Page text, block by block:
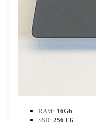
RAM: 16Gb
SSD: 256 ГБ